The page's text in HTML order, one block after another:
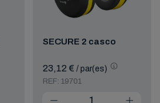
SECURE 2 casco
23,12 € / par(es)
REF: 19701